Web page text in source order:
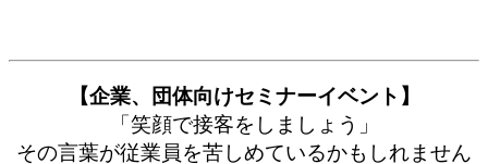
【企業、団体向けセミナーイベント】
「笑顔で接客をしましょう」
その言葉が従業員を苦しめているかもしれません